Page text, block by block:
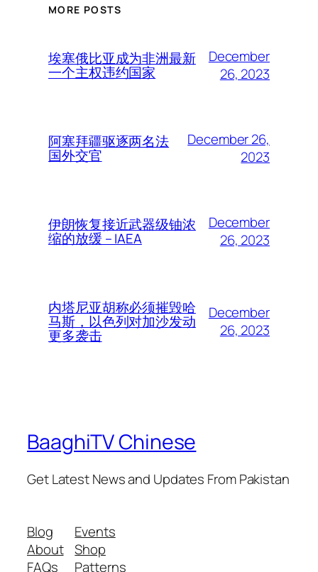
MORE POSTS
埃塞俄比亚成为非洲最新
一个主权违约国家
December
26, 2023
阿塞拜疆驱逐两名法
国外交官
December 26,
2023
伊朗恢复接近武器级铀浓
缩的放缓 – IAEA
December
26, 2023
内塔尼亚胡称必须摧毁哈
马斯，以色列对加沙发动
更多袭击
December
26, 2023
BaaghiTV Chinese
Get Latest News and Updates From Pakistan
Blog
About
FAQs
Events
Shop
Patterns